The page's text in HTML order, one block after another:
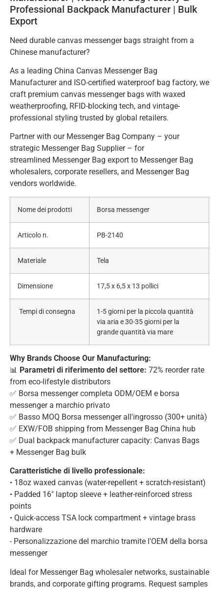
Professional Backpack Manufacturer | Bulk
Export
Need durable canvas messenger bags straight from a
Chinese manufacturer?
As a leading China Canvas Messenger Bag
Manufacturer and ISO-certified waterproof bag factory, we
craft premium canvas messenger bags with waxed
weatherproofing, RFID-blocking tech, and vintage-
professional styling trusted by global retailers.
Partner with our Messenger Bag Company – your
strategic Messenger Bag Supplier – for
streamlined Messenger Bag export to Messenger Bag
wholesalers, corporate resellers, and Messenger Bag
vendors worldwide.
Nome dei prodotti Borsa messenger
Articolo n. PB-2140
Materiale Tela
Dimensione 17,5 x 6,5 x 13 pollici
Tempi di consegna
1-5 giorni per la piccola quantità
via aria e 30-35 giorni per la
grande quantità via mare
Why Brands Choose Our Manufacturing:
📊 Parametri di riferimento del settore: 72% reorder rate
from eco-lifestyle distributors
✅ Borsa messenger completa ODM/OEM e borsa
messenger a marchio privato
✅ Basso MOQ Borsa messenger all'ingrosso (300+ unità)
✅ EXW/FOB shipping from Messenger Bag China hub
✅ Dual backpack manufacturer capacity: Canvas Bags
+ Messenger Bag bulk
Caratteristiche di livello professionale:
• 18oz waxed canvas (water-repellent + scratch-resistant)
• Padded 16″ laptop sleeve + leather-reinforced stress
points
• Quick-access TSA lock compartment + vintage brass
hardware
- Personalizzazione del marchio tramite l'OEM della borsa
messenger
Ideal for Messenger Bag wholesaler networks, sustainable
brands, and corporate gifting programs. Request samples